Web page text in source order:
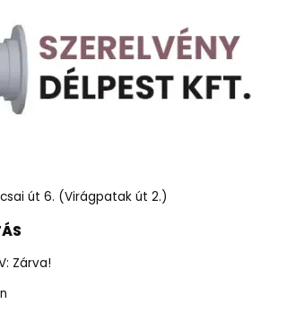
út 6. (Virágpatak út 2.)
Zárva!